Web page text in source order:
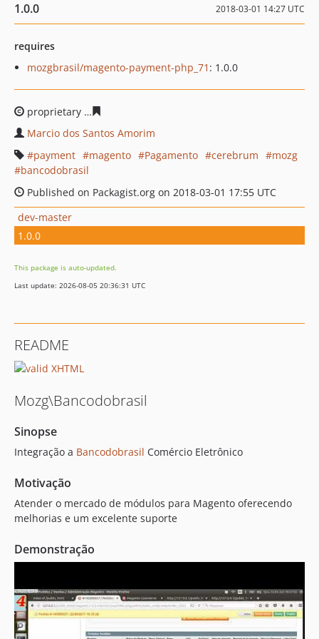
1.0.0 2018-03-01 14:27 UTC
requires
mozgbrasil/magento-payment-php_71 : 1.0.0
proprietary
Marcio dos Santos Amorim
payment
magento Pagamento cerebrum
mozg
bancodobrasil
Published on Packagist.org on 2018-03-01 17:55 UTC
dev-master
1.0.0
This package is auto-updated.
Last update: 2026-08-05 20:36:31 UTC
README
Mozg\Bancodobrasil
Sinopse
Integração a Bancodobrasil Comércio Eletrônico
Motivação
Atender o mercado de módulos para Magento oferecendo
melhorias e um excelente suporte
Demonstração